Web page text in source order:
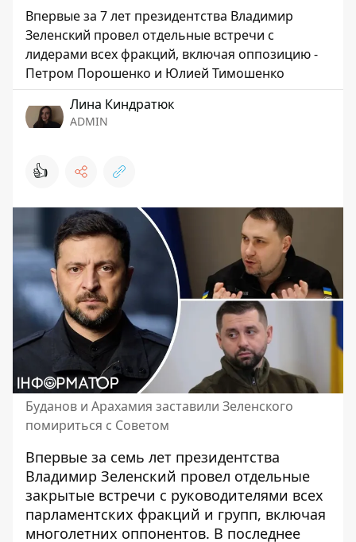
Впервые за 7 лет президентства Владимир
Зеленский провел отдельные встречи с
лидерами всех фракций, включая оппозицию -
Петром Порошенко и Юлией Тимошенко
Лина Киндратюк
ADMIN
👍
Буданов и Арахамия заставили Зеленского
помириться с Советом
Впервые за семь лет президентства
Владимир Зеленский провел отдельные
закрытые встречи с руководителями всех
парламентских фракций и групп, включая
многолетних оппонентов. В последнее